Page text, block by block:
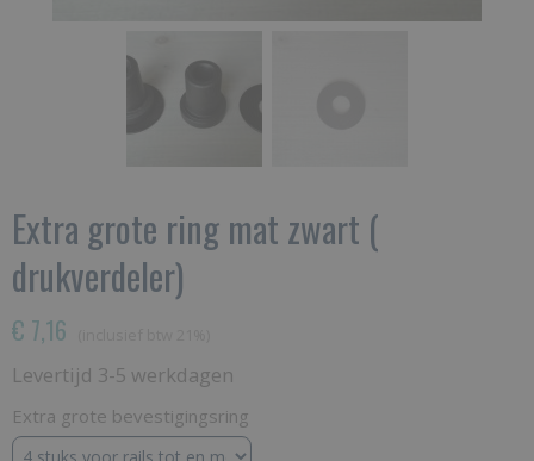
Extra grote ring mat zwart (
drukverdeler)
€ 7,16
Levertijd 3-5 werkdagen
Extra grote bevestigingsring